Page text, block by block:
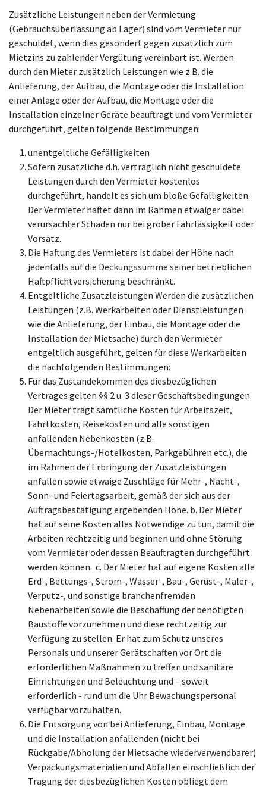
Zusätzliche Leistungen neben der Vermietung
(Gebrauchsüberlassung ab Lager) sind vom Vermieter nur
geschuldet, wenn dies gesondert gegen zusätzlich zum
Mietzins zu zahlender Vergütung vereinbart ist. Werden
durch den Mieter zusätzlich Leistungen wie z.B. die
Anlieferung, der Aufbau, die Montage oder die Installation
einer Anlage oder der Aufbau, die Montage oder die
Installation einzelner Geräte beauftragt und vom Vermieter
durchgeführt, gelten folgende Bestimmungen:
unentgeltliche Gefälligkeiten
Sofern zusätzliche d.h. vertraglich nicht geschuldete
Leistungen durch den Vermieter kostenlos
durchgeführt, handelt es sich um bloße Gefälligkeiten.
Der Vermieter haftet dann im Rahmen etwaiger dabei
verursachter Schäden nur bei grober Fahrlässigkeit oder
Vorsatz.
Die Haftung des Vermieters ist dabei der Höhe nach
jedenfalls auf die Deckungssumme seiner betrieblichen
Haftpflichtversicherung beschränkt.
Entgeltliche Zusatzleistungen Werden die zusätzlichen
Leistungen (z.B. Werkarbeiten oder Dienstleistungen
wie die Anlieferung, der Einbau, die Montage oder die
Installation der Mietsache) durch den Vermieter
entgeltlich ausgeführt, gelten für diese Werkarbeiten
die nachfolgenden Bestimmungen:
Für das Zustandekommen des diesbezüglichen
Vertrages gelten §§ 2 u. 3 dieser Geschäftsbedingungen.
Der Mieter trägt sämtliche Kosten für Arbeitszeit,
Fahrtkosten, Reisekosten und alle sonstigen
anfallenden Nebenkosten (z.B.
Übernachtungs-/Hotelkosten, Parkgebühren etc.), die
im Rahmen der Erbringung der Zusatzleistungen
anfallen sowie etwaige Zuschläge für Mehr-, Nacht-,
Sonn- und Feiertagsarbeit, gemäß der sich aus der
Auftragsbestätigung ergebenden Höhe. b. Der Mieter
hat auf seine Kosten alles Notwendige zu tun, damit die
Arbeiten rechtzeitig und beginnen und ohne Störung
vom Vermieter oder dessen Beauftragten durchgeführt
werden können. c. Der Mieter hat auf eigene Kosten alle
Erd-, Bettungs-, Strom-, Wasser-, Bau-, Gerüst-, Maler-,
Verputz-, und sonstige branchenfremden
Nebenarbeiten sowie die Beschaffung der benötigten
Baustoffe vorzunehmen und diese rechtzeitig zur
Verfügung zu stellen. Er hat zum Schutz unseres
Personals und unserer Gerätschaften vor Ort die
erforderlichen Maßnahmen zu treffen und sanitäre
Einrichtungen und Beleuchtung und – soweit
erforderlich - rund um die Uhr Bewachungspersonal
verfügbar vorzuhalten.
Die Entsorgung von bei Anlieferung, Einbau, Montage
und die Installation anfallenden (nicht bei
Rückgabe/Abholung der Mietsache wiederverwendbarer)
Verpackungsmaterialien und Abfällen einschließlich der
Tragung der diesbezüglichen Kosten obliegt dem